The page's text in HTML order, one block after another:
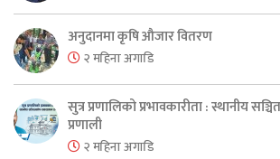
अनुदानमा कृषि औजार वितरण
२ महिना अगाडि
सुत्र प्रणालिको प्रभावकारीता : स्थानीय
प्रणाली
२ महिना अगाडि